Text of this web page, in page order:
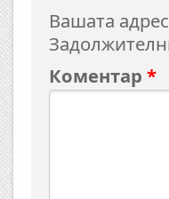
Вашата
Коментар *